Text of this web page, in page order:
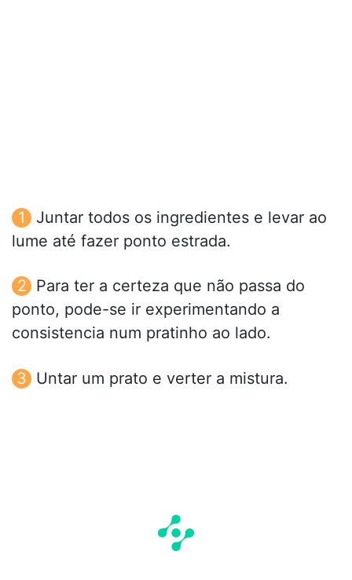
Juntar todos os ingredientes e levar ao
lume até fazer ponto estrada.
Para ter a certeza que não passa do
ponto, pode-se ir experimentando a
consistencia num pratinho ao lado.
Untar um prato e verter a mistura.